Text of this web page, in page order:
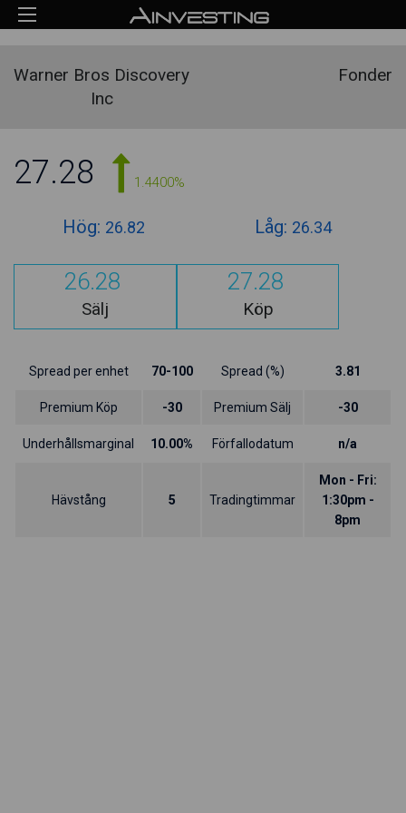
Warner Bros Discovery
Inc
Fonder
27.28 1.4400%
Hög: 26.82 Låg: 26.34
26.28
Sälj
27.28
Köp
Spread per enhet 70-100 Spread (%) 3.81
Premium Köp -30 Premium Sälj -30
Underhållsmarginal 10.00% Förfallodatum n/a
Hävstång 5 Tradingtimmar
Mon - Fri:
1:30pm -
8pm